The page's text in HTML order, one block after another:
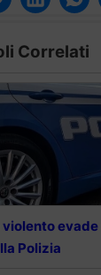
Correlati
evade
Polizia